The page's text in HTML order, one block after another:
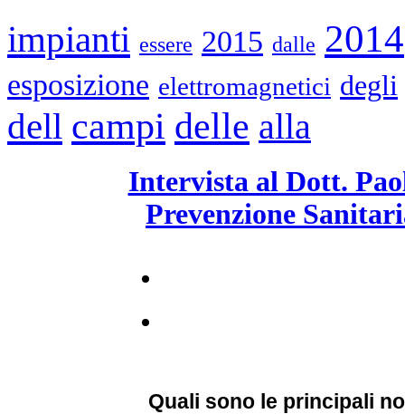
impianti essere 2015 dalle 2014
esposizione elettromagnetici degli
dell campi delle alla
Intervista al Dott.
Prevenzione
Quali sono le principali